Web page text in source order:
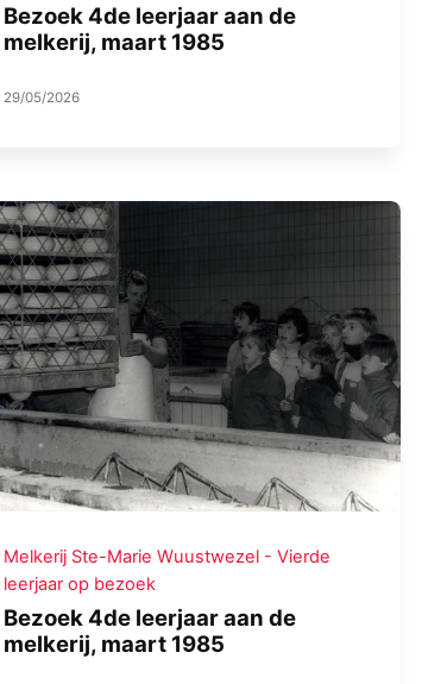
Bezoek 4de leerjaar aan de
melkerij, maart 1985
29/05/2026
Melkerij Ste-Marie Wuustwezel - Vierde
leerjaar op bezoek
Bezoek 4de leerjaar aan de
melkerij, maart 1985